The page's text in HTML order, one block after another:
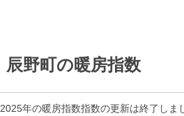
辰野町の暖房指数
2025年の暖房指数指数の更新は終了しま